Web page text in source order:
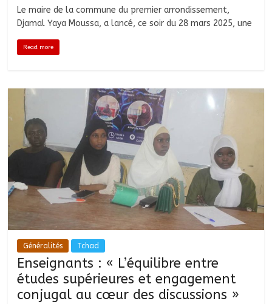
Le maire de la commune du premier arrondissement,
Djamal Yaya Moussa, a lancé, ce soir du 28 mars 2025, une
Read more
Généralités Tchad
Enseignants : « L’équilibre entre
études supérieures et engagement
conjugal au cœur des discussions »